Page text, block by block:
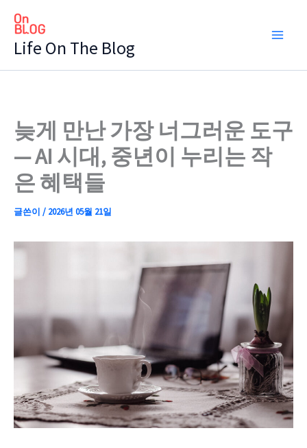
로
Life On The Blog
늦게 만난 가장 너그러운 도구
— AI 시대, 중년이 누리는 작
은 혜택들
글쓴이 / 2026년 05월 21일